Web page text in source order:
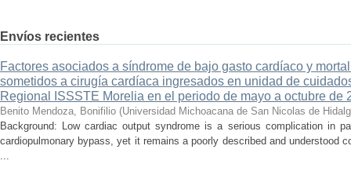
Envíos recientes
Factores asociados a síndrome de bajo gasto cardíaco y
sometidos a cirugía cardíaca ingresados en unidad de
Regional ISSSTE Morelia en el periodo de mayo a octubre de
Benito Mendoza, Bonifilio (Universidad Michoacana de San Nicolas de
Background: Low cardiac output syndrome is a serious complication in
cardiopulmonary bypass, yet it remains a poorly described and understood
...